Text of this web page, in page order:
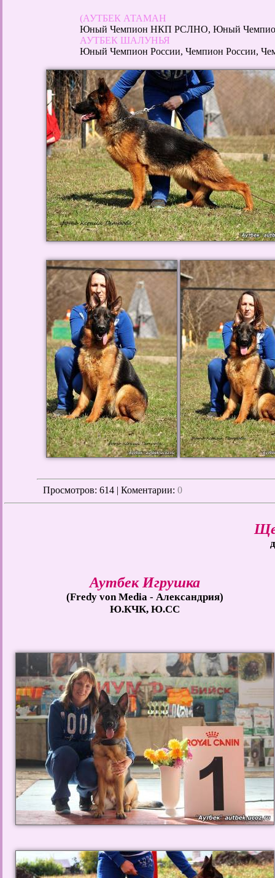
(АУТБЕК АТАМАН
Юный Чемпион НКП РСЛНО, Юный Чемпион
АУТБЕК ШАЛУНЬЯ
Юный Чемпион России, Чемпион России,
Просмотров: 614 | Коментарии: 0
Аутбек Игрушка
(Fredy von Media - Александрия)
Ю.КЧК, Ю.СС